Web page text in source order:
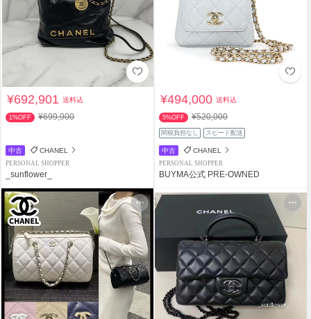
¥692,901送料込
1%OFF ¥699,900
中古 CHANEL
PERSONAL SHOPPER
_sunflower_
¥494,000送料込
5%OFF ¥520,000
関税負担なし スピード配送
中古 CHANEL
PERSONAL SHOPPER
BUYMA公式 PRE-OWNED